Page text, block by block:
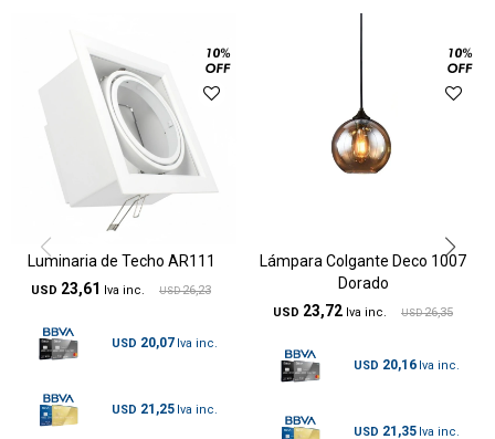
Luminaria de Techo AR111
USD 23,61 USD 26,23
USD 20,07
USD 21,25
Lámpara Colgante Deco 1007
Dorado
USD 23,72 USD 26,35
USD 20,16
USD 21,35